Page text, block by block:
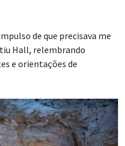
de que precisava me
Hall, relembrando
e orientações de